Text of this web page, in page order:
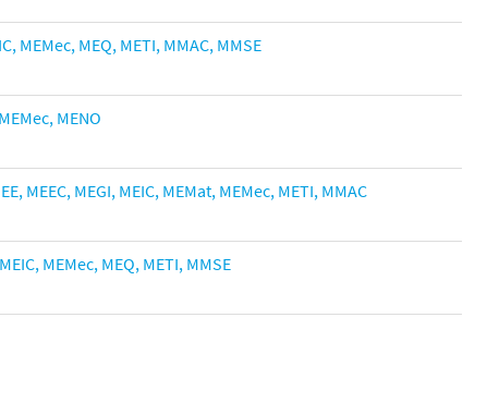
MEMec, MEQ, METI, MMAC, MMSE
MEMec, MENO
MEEC, MEGI, MEIC, MEMat, MEMec, METI, MMAC
MEIC, MEMec, MEQ, METI, MMSE